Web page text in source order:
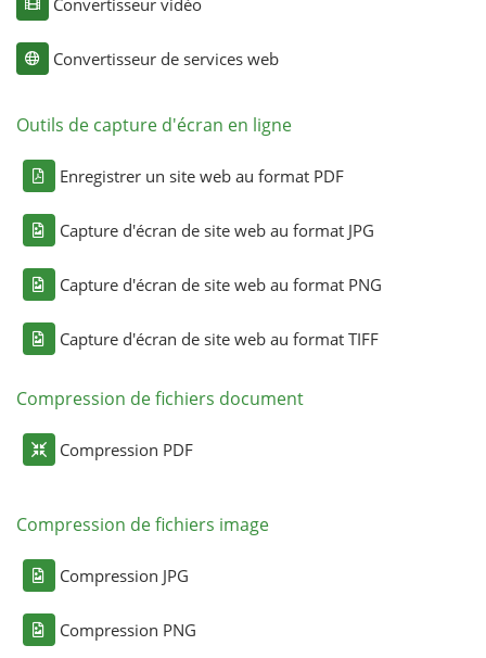
Convertisseur vidéo
Convertisseur de services web
Outils de capture d'écran en ligne
Enregistrer un site web au format PDF
Capture d'écran de site web au format JPG
Capture d'écran de site web au format PNG
Capture d'écran de site web au format TIFF
Compression de fichiers document
Compression PDF
Compression de fichiers image
Compression JPG
Compression PNG